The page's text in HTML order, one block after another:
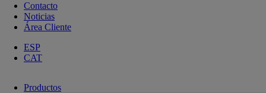
Contacto
Noticias
Área Cliente
ESP
CAT
Productos